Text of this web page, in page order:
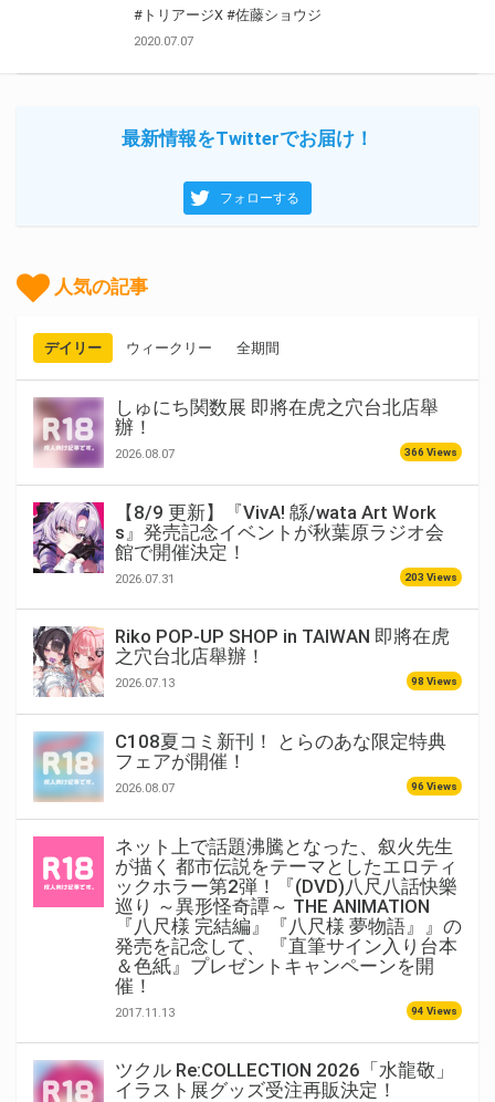
#トリアージX #佐藤ショウジ
2020.07.07
最新情報をTwitterでお届け！
フォローする
人気の記事
デイリー ウィークリー 全期間
しゅにち関数展 即將在虎之穴台北店舉
辦！
2026.08.07 366 Views
【8/9 更新】『VivA! 緜/wata Art Work
s』発売記念イベントが秋葉原ラジオ会
館で開催決定！
2026.07.31 203 Views
Riko POP-UP SHOP in TAIWAN 即將在虎
之穴台北店舉辦！
2026.07.13 98 Views
C108夏コミ新刊！ とらのあな限定特典
フェアが開催！
2026.08.07 96 Views
ネット上で話題沸騰となった、叙火先生
が描く 都市伝説をテーマとしたエロティ
ックホラー第2弾！『(DVD)八尺八話快樂
巡り ～異形怪奇譚～ THE ANIMATION
『八尺様 完結編』『八尺様 夢物語』』の
発売を記念して、 『直筆サイン入り台本
＆色紙』プレゼントキャンペーンを開
催！
2017.11.13 94 Views
ツクル Re:COLLECTION 2026「水龍敬」
イラスト展グッズ受注再販決定！